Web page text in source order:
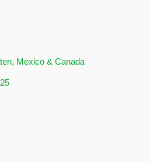
Mexico & Canada